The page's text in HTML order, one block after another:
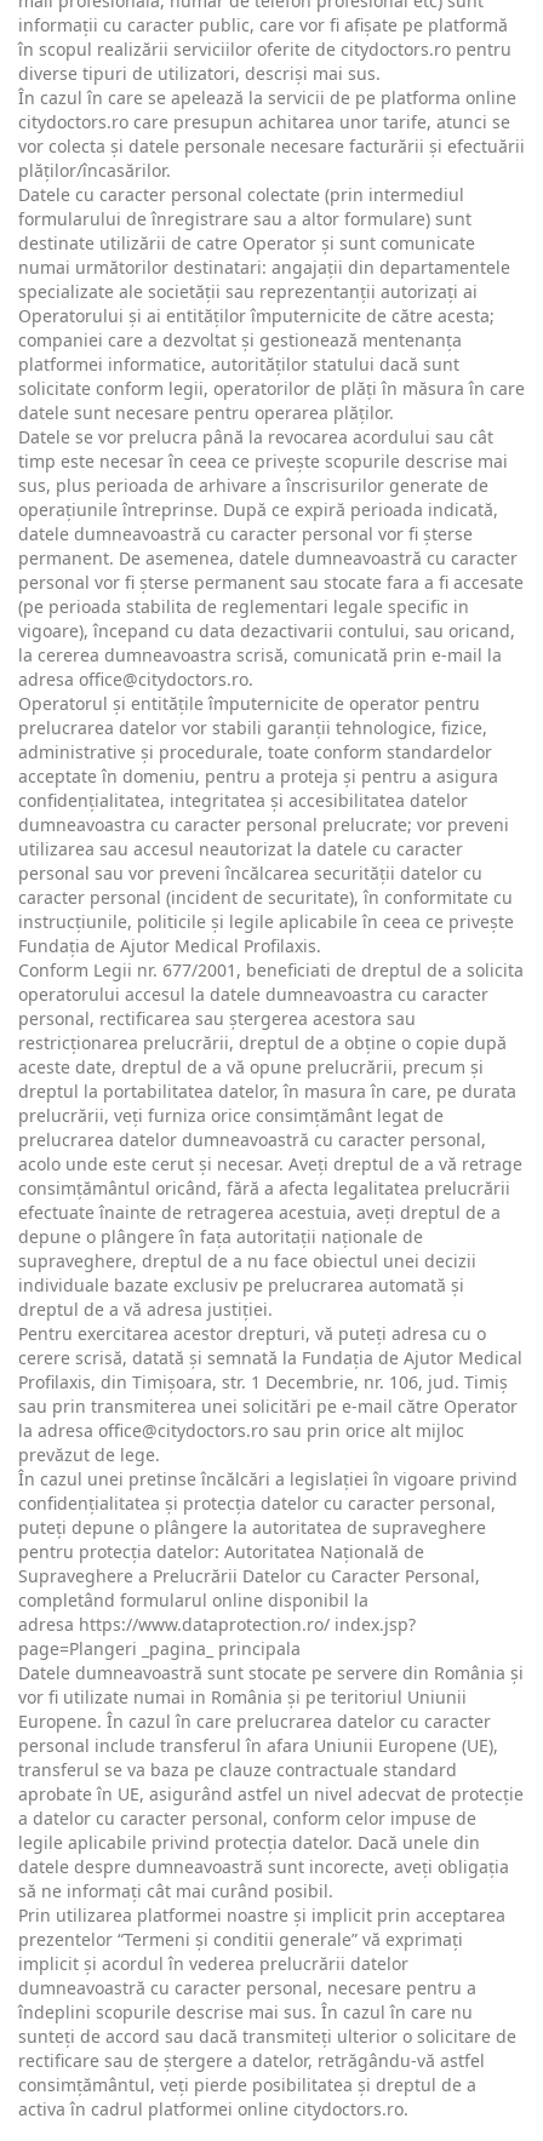
informații cu caracter public, care vor fi afișate pe platformă
în scopul realizării serviciilor oferite de citydoctors.ro pentru
diverse tipuri de utilizatori, descriși mai sus.
În cazul în care se apelează la servicii de pe platforma online
citydoctors.ro care presupun achitarea unor tarife, atunci se
vor colecta și datele personale necesare facturării și efectuării
plăților/încasărilor.
Datele cu caracter personal colectate (prin intermediul
formularului de înregistrare sau a altor formulare) sunt
destinate utilizării de catre Operator și sunt comunicate
numai următorilor destinatari: angajații din departamentele
specializate ale societății sau reprezentanții autorizați ai
Operatorului și ai entităților împuternicite de către acesta;
companiei care a dezvoltat și gestionează mentenanța
platformei informatice, autorităților statului dacă sunt
solicitate conform legii, operatorilor de plăți în măsura în care
datele sunt necesare pentru operarea plăților.
Datele se vor prelucra până la revocarea acordului sau cât
timp este necesar în ceea ce privește scopurile descrise mai
sus, plus perioada de arhivare a înscrisurilor generate de
operațiunile întreprinse. După ce expiră perioada indicată,
datele dumneavoastră cu caracter personal vor fi șterse
permanent. De asemenea, datele dumneavoastră cu caracter
personal vor fi șterse permanent sau stocate fara a fi accesate
(pe perioada stabilita de reglementari legale specific in
vigoare), începand cu data dezactivarii contului, sau oricand,
la cererea dumneavoastra scrisă, comunicată prin e-mail la
adresa office@citydoctors.ro.
Operatorul și entitățile împuternicite de operator pentru
prelucrarea datelor vor stabili garanții tehnologice, fizice,
administrative și procedurale, toate conform standardelor
acceptate în domeniu, pentru a proteja și pentru a asigura
confidențialitatea, integritatea și accesibilitatea datelor
dumneavoastra cu caracter personal prelucrate; vor preveni
utilizarea sau accesul neautorizat la datele cu caracter
personal sau vor preveni încălcarea securității datelor cu
caracter personal (incident de securitate), în conformitate cu
instrucțiunile, politicile și legile aplicabile în ceea ce privește
Fundația de Ajutor Medical Profilaxis.
Conform Legii nr. 677/2001, beneficiati de dreptul de a solicita
operatorului accesul la datele dumneavoastra cu caracter
personal, rectificarea sau ștergerea acestora sau
restricționarea prelucrării, dreptul de a obține o copie după
aceste date, dreptul de a vă opune prelucrării, precum și
dreptul la portabilitatea datelor, în masura în care, pe durata
prelucrării, veți furniza orice consimțământ legat de
prelucrarea datelor dumneavoastră cu caracter personal,
acolo unde este cerut și necesar. Aveți dreptul de a vă retrage
consimțământul oricând, fără a afecta legalitatea prelucrării
efectuate înainte de retragerea acestuia, aveți dreptul de a
depune o plângere în fața autoritații naționale de
supraveghere, dreptul de a nu face obiectul unei decizii
individuale bazate exclusiv pe prelucrarea automată și
dreptul de a vă adresa justiției.
Pentru exercitarea acestor drepturi, vă puteți adresa cu o
cerere scrisă, datată și semnată la Fundația de Ajutor Medical
Profilaxis, din Timișoara, str. 1 Decembrie, nr. 106, jud. Timiș
sau prin transmiterea unei solicitări pe e-mail către Operator
la adresa office@citydoctors.ro sau prin orice alt mijloc
prevăzut de lege.
În cazul unei pretinse încălcări a legislației în vigoare privind
confidențialitatea și protecția datelor cu caracter personal,
puteți depune o plângere la autoritatea de supraveghere
pentru protecția datelor: Autoritatea Națională de
Supraveghere a Prelucrării Datelor cu Caracter Personal,
completând formularul online disponibil la
adresa https://www.dataprotection.ro/ index.jsp?
page=Plangeri _pagina_ principala
Datele dumneavoastră sunt stocate pe servere din România și
vor fi utilizate numai in România și pe teritoriul Uniunii
Europene. În cazul în care prelucrarea datelor cu caracter
personal include transferul în afara Uniunii Europene (UE),
transferul se va baza pe clauze contractuale standard
aprobate în UE, asigurând astfel un nivel adecvat de protecție
a datelor cu caracter personal, conform celor impuse de
legile aplicabile privind protecția datelor. Dacă unele din
datele despre dumneavoastră sunt incorecte, aveți obligația
să ne informați cât mai curând posibil.
Prin utilizarea platformei noastre și implicit prin acceptarea
prezentelor “Termeni și conditii generale” vă exprimați
implicit și acordul în vederea prelucrării datelor
dumneavoastră cu caracter personal, necesare pentru a
îndeplini scopurile descrise mai sus. În cazul în care nu
sunteți de accord sau dacă transmiteți ulterior o solicitare de
rectificare sau de ștergere a datelor, retrăgându-vă astfel
consimțământul, veți pierde posibilitatea și dreptul de a
activa în cadrul platformei online citydoctors.ro.